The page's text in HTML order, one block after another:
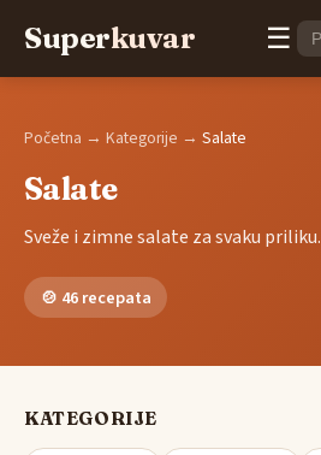
Superkuvar ☰
Početna → Kategorije → Salate
Salate
Sveže i zimne salate za svaku priliku.
🍲 46 recepata
KATEGORIJE